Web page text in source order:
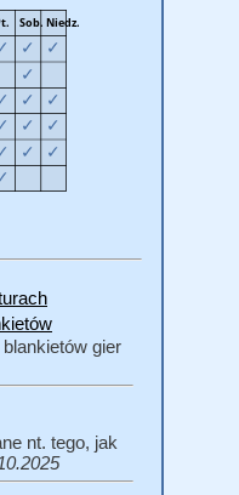
gier
nt. tego, jak